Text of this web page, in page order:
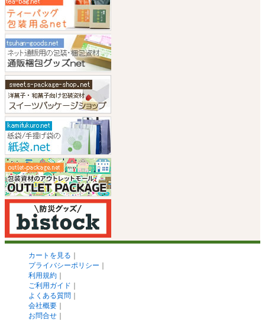
カートを見る
プライバシーポリシー
利用規約
ご利用ガイド
よくある質問
会社概要
お問合せ